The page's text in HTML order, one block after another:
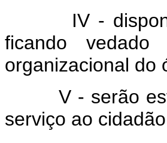
IV -
ficando
organizacional do
V - serão
serviço ao